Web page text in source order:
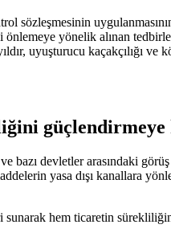
sözleşmesinin
yönelik alınan
uyuşturucu kaçakçılığı
güçlendirmeye
bazı devletler arasındaki
yasa dışı kanallara
hem ticaretin